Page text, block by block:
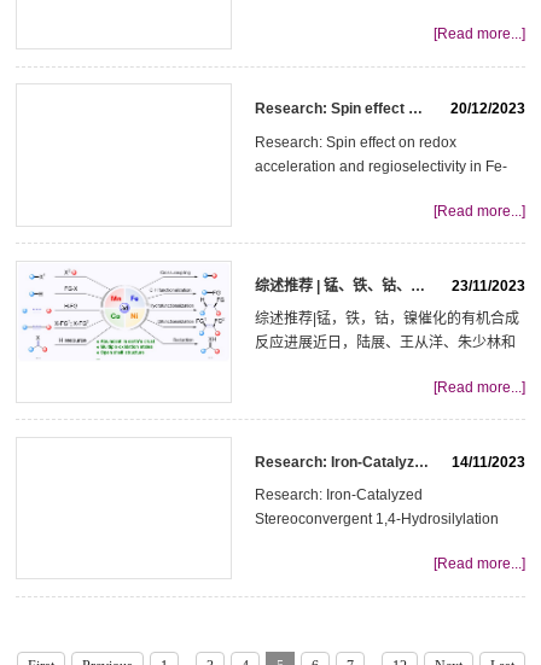
剂的自旋效应是提升地壳丰产金...
联构筑季碳中心过渡金属催化的C(sp3)-
的C-C键方面存在很大挑战。近日，南开
大学化学学院朱守非课题组报道了一种新
颖的铁催化C(sp3)-C(sp3)偶联反应，成功
是对于含有较大空间位阻的三级C(sp3)与
[Read more...]
Research: Spin effect on redox acceleration and regioselectivity in Fe-catalyzed alkyne hydrosilylation
20/12/2023
Research: Spin effect on redox
acceleration and regioselectivity in Fe-
的自旋效应对氧化还原加速和区域选择性
前沿方向。在过渡金属催化领域，催化剂
自旋态对化学反应的影响也受到越来越多
的关注。关于催化剂自旋态效应的研究，
以来，贵金属催化剂在过渡金属催化的...
[Read more...]
综述推荐 | 锰、铁、钴、镍催化的有机合成反应进展
23/11/2023
综述推荐|锰，铁，钴，镍催化的有机合成
反应进展近日，陆展、王从洋、朱少林和
了题为“Recent Advances in Mn, Fe, Co,
Ni-Catalyzed Organic Reactions”的综述
种3d金属催化的有机合成领域所取得的重
要研究进展，着重介绍了这些催化剂在经
历金属有机中间体的反应中表现出的独特
催化的未来发展趋势以及所面临的机...
[Read more...]
Research: Iron-Catalyzed Stereoconvergent 1,4-Hydrosilylation of Conjugated Dienes
14/11/2023
Research: Iron-Catalyzed
Stereoconvergent 1,4-Hydrosilylation
汇聚式1,4-硅氢化反应将E/Z混合的烯烃通
[Read more...]